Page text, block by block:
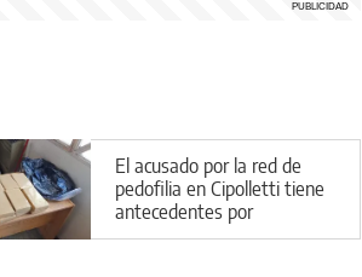
El acusado por la red de
pedofilia en Cipolletti tiene
antecedentes por
narcotráfico